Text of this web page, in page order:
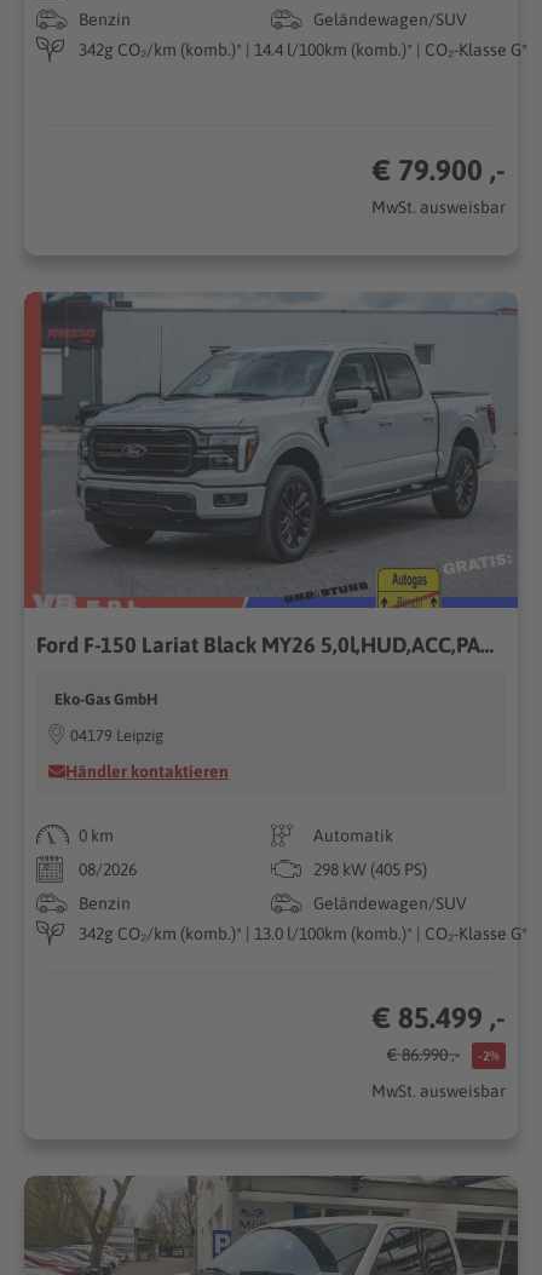
Benzin
Geländewagen/SUV
342g CO₂/km (komb.)* | 14.4 l/100km (komb.)* | CO₂-Klasse G*
€ 79.900 ,-
MwSt. ausweisbar
Ford F-150 Lariat Black MY26 5,0l,HUD,ACC,PANO
Eko-Gas GmbH
04179 Leipzig
Händler kontaktieren
0 km
Automatik
08/2026
298 kW (405 PS)
Benzin
Geländewagen/SUV
342g CO₂/km (komb.)* | 13.0 l/100km (komb.)* | CO₂-Klasse G*
€ 85.499 ,-
€ 86.990 ,- -2%
MwSt. ausweisbar